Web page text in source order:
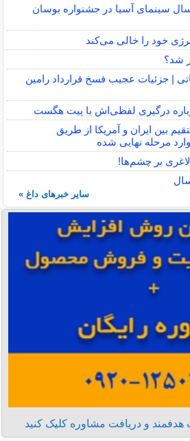
سال سینمای آسیا در جشنواره بوسان
خود را خالی می‌کند
شد؟
| جزئیات عجیب فسخ قرارداد رامین
درگیری لفظی‌اش با پیت هگست
بین ایران و آمریکا از طریق
مرحله نهایی شده
لاغری بر چشم‌ها!
سایر خبرهای داغ »
هدفمند و دریافت مشاوره کلیک کنید